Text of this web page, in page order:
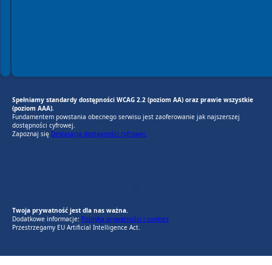
Spełniamy standardy dostępności WCAG 2.2 (poziom AA) oraz prawie wszystkie
(poziom AAA).
Fundamentem powstania obecnego serwisu jest zaoferowanie jak najszerszej
dostępności cyfrowej.
Zapoznaj się Deklaracją dostępności cyfrowej.
Twoja prywatność jest dla nas ważna.
Dodatkowe informacje: Polityka prywatności i cookies
Przestrzegamy EU Artificial Intelligence Act.